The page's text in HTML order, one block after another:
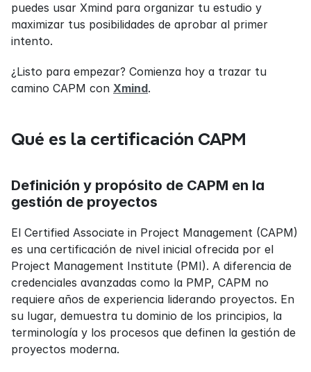
puedes usar Xmind para organizar tu estudio y
maximizar tus posibilidades de aprobar al primer
intento.
¿Listo para empezar? Comienza hoy a trazar tu
camino CAPM con Xmind.
Qué es la certificación CAPM
Definición y propósito de CAPM en la
gestión de proyectos
El Certified Associate in Project Management (CAPM)
es una certificación de nivel inicial ofrecida por el
Project Management Institute (PMI). A diferencia de
credenciales avanzadas como la PMP, CAPM no
requiere años de experiencia liderando proyectos. En
su lugar, demuestra tu dominio de los principios, la
terminología y los procesos que definen la gestión de
proyectos moderna.